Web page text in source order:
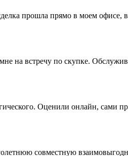
прошла прямо в моем офисе,
на встречу по скупке.
Оценили онлайн, сами
совместную